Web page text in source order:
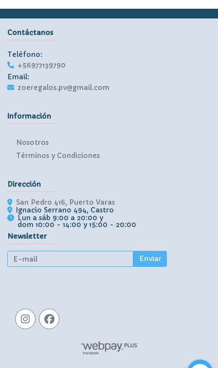
Contáctanos
Teléfono:
+56977139790
Email:
zoeregalos.pv@gmail.com
Información
Nosotros
Términos y Condiciones
Dirección
San Pedro 416, Puerto Varas
Ignacio Serrano 494, Castro
Lun a sáb 9:00 a 20:00 y
dom 10:00 - 14:00 y 15:00 - 20:00
Newsletter
Enviar